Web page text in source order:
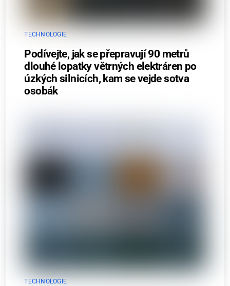
TECHNOLOGIE
Podívejte, jak se přepravují 90 metrů
dlouhé lopatky větrných elektráren po
úzkých silnicích, kam se vejde sotva
osobák
TECHNOLOGIE